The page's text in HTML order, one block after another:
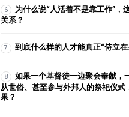
【讲道】- 大卫做
和华也与他同在
【讲道】- 同得
【线上祷告】主
6
为什么说“人活着不是靠工作”，
关系？
7 到底什么样的人才能真正“侍立在
8
如果一个基督徒一边聚会奉献，
从世俗、甚至参与外邦人的祭祀仪式
果？